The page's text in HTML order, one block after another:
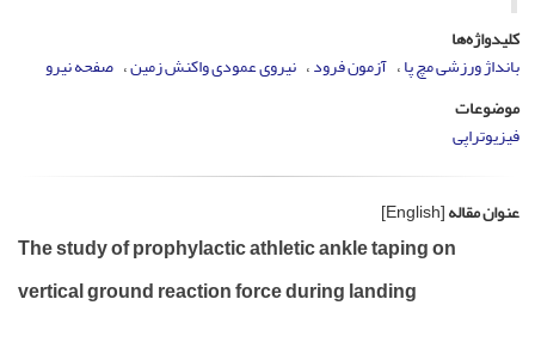
کلیدواژه‌ها
بانداژ ورزشی مچ پا آزمون فرود نیروی عمودی واکنش زمین صفحه نیرو
موضوعات
فیزیوتراپی
عنوان مقاله[English]
The study of prophylactic athletic ankle taping on
vertical ground reaction force during landing